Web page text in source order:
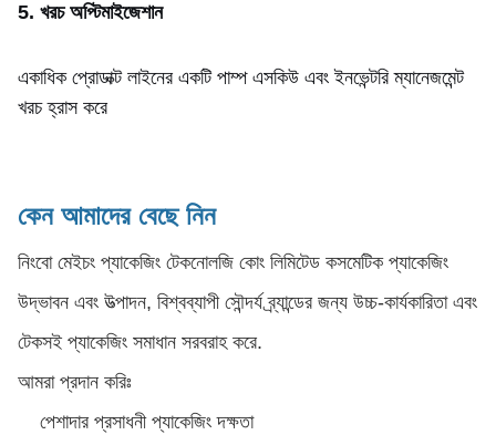
5. খরচ অপ্টিমাইজেশান
একাধিক প্রোডাক্ট লাইনের একটি পাম্প এসকিউ এবং ইনভেন্টরি ম্যানেজমেন্ট
খরচ হ্রাস করে
কেন আমাদের বেছে নিন
নিংবো মেইচং প্যাকেজিং টেকনোলজি কোং লিমিটেড কসমেটিক প্যাকেজিং
উদ্ভাবন এবং উত্পাদন, বিশ্বব্যাপী সৌন্দর্য ব্র্যান্ডের জন্য উচ্চ-কার্যকারিতা এবং
টেকসই প্যাকেজিং সমাধান সরবরাহ করে.
আমরা প্রদান করিঃ
পেশাদার প্রসাধনী প্যাকেজিং দক্ষতা